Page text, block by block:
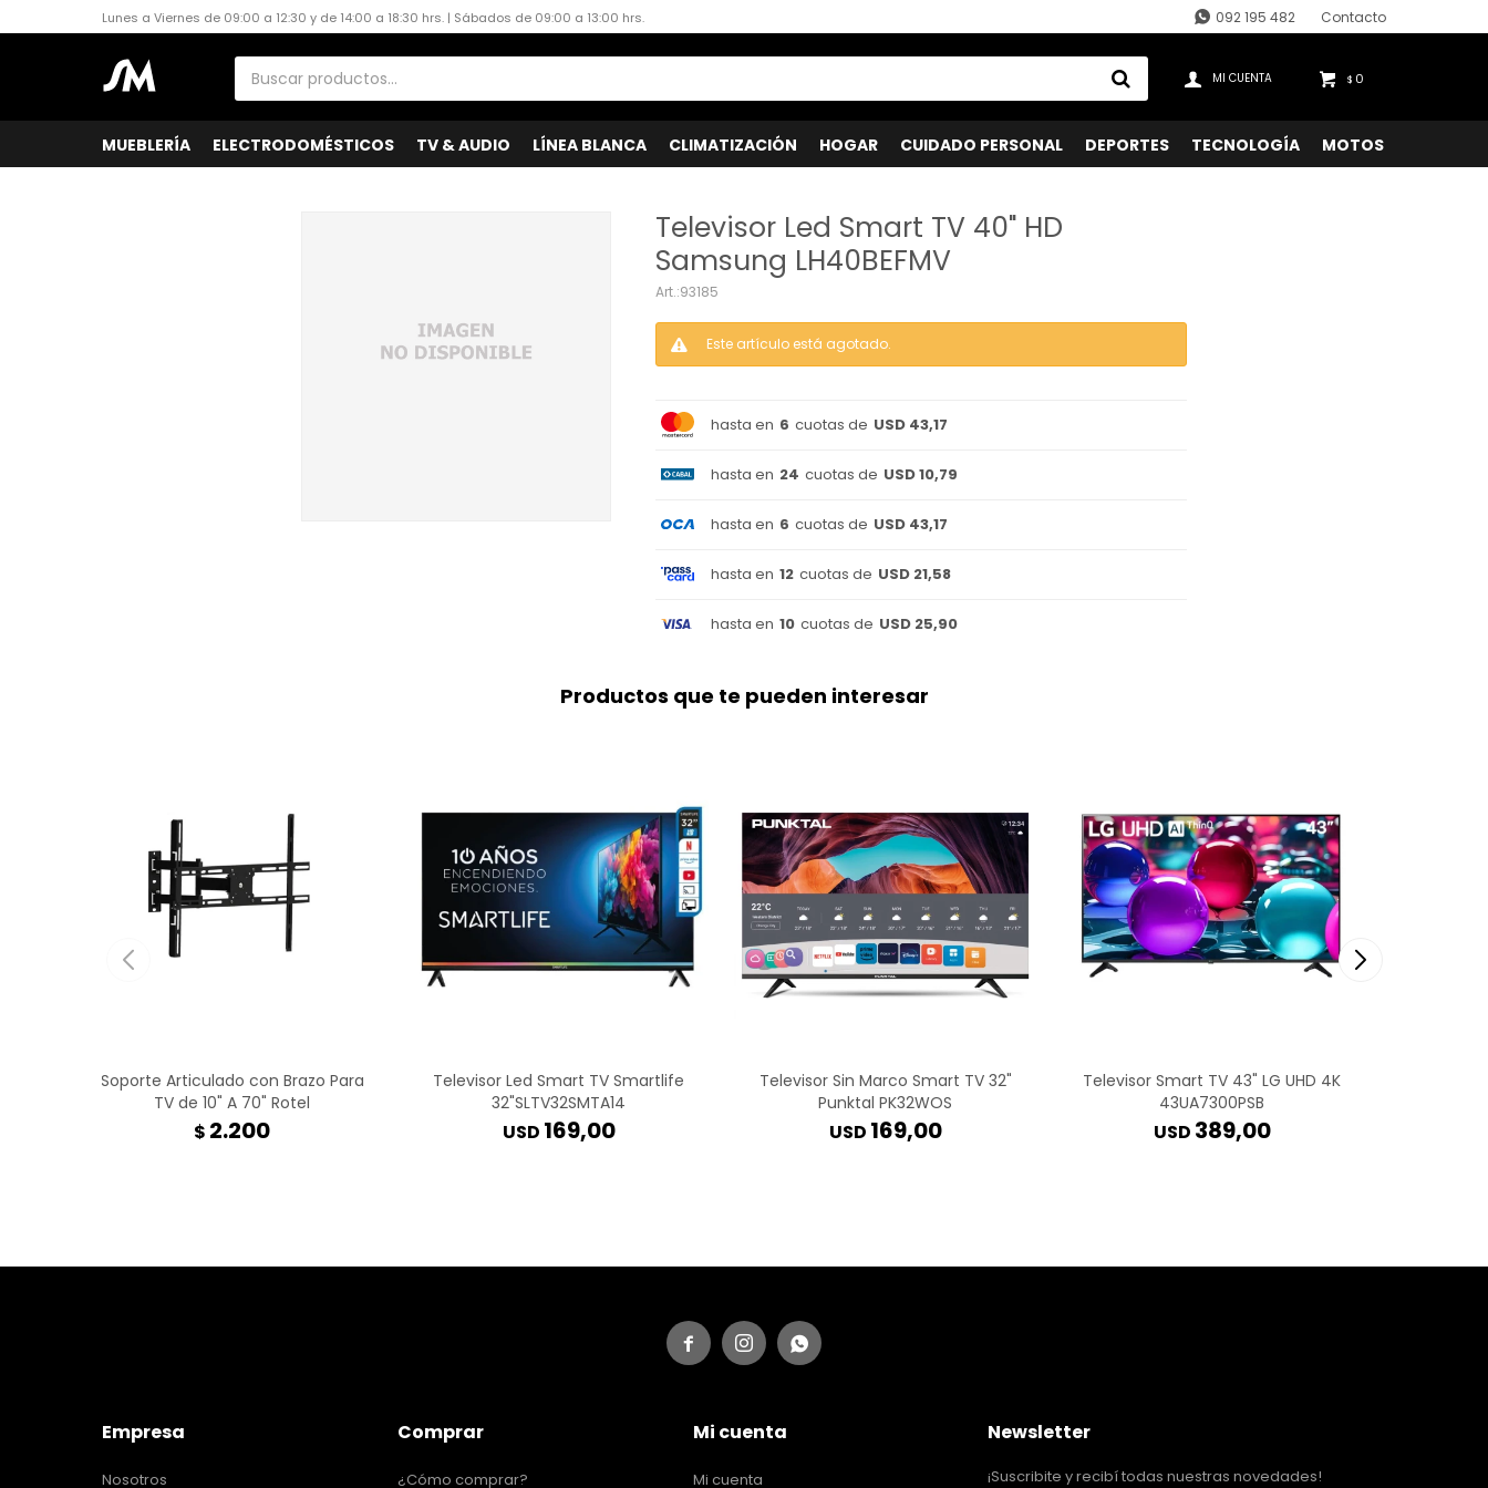
MUEBLERÍA ELECTRODOMÉSTICOS TV & AUDIO LÍNEA BLANCA CLIMATIZACIÓN HOGAR CUIDADO PERSONAL DEPORTES TECNOLOGÍA MOTOS
$ 0
Lunes a Viernes de 09:00 a 12:30 y de 14:00 a 18:30 hrs. | Sábados de 09:00 a 13:00 hrs. 092 195 482 Contacto
Televisor Led Smart TV 40" HD
Samsung LH40BEFMV
93185
Este artículo está agotado.
hasta en 6 cuotas de USD 43,17
hasta en 24 cuotas de USD 10,79
hasta en 6 cuotas de USD 43,17
hasta en 12 cuotas de USD 21,58
hasta en 10 cuotas de USD 25,90
Productos que te pueden interesar
Soporte Articulado con Brazo Para
TV de 10" A 70" Rotel
$ 2.200
Televisor Led Smart TV Smartlife
32"SLTV32SMTA14
USD 169,00
Televisor Sin Marco Smart TV 32"
Punktal PK32WOS
USD 169,00
Televisor Smart TV 43" LG UHD 4K
43UA7300PSB
USD 389,00
  
Empresa
Nosotros
Comprar
¿Cómo comprar?
Mi cuenta
Mi cuenta
Newsletter
¡Suscribite y recibí todas nuestras novedades!